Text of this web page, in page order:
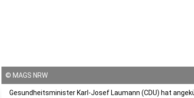
© MAGS NRW
Gesundheitsminister Karl-Josef Laumann (CDU) hat